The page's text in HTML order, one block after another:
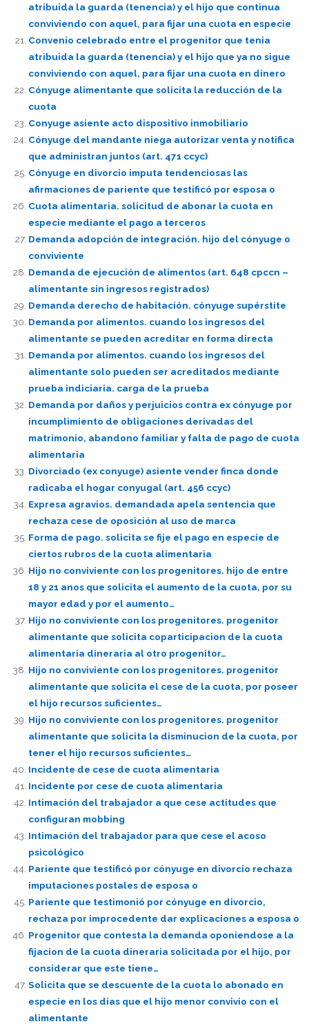
atribuida la guarda (tenencia) y el hijo que continua
conviviendo con aquel, para fijar una cuota en especie
Convenio celebrado entre el progenitor que tenia
atribuida la guarda (tenencia) y el hijo que ya no sigue
conviviendo con aquel, para fijar una cuota en dinero
Cónyuge alimentante que solicita la reducción de la
cuota
Conyuge asiente acto dispositivo inmobiliario
Cónyuge del mandante niega autorizar venta y notifica
que administran juntos (art. 471 ccyc)
Cónyuge en divorcio imputa tendenciosas las
afirmaciones de pariente que testificó por esposa o
Cuota alimentaria. solicitud de abonar la cuota en
especie mediante el pago a terceros
Demanda adopción de integración. hijo del cónyuge o
conviviente
Demanda de ejecución de alimentos (art. 648 cpccn –
alimentante sin ingresos registrados)
Demanda derecho de habitación. cónyuge supérstite
Demanda por alimentos. cuando los ingresos del
alimentante se pueden acreditar en forma directa
Demanda por alimentos. cuando los ingresos del
alimentante solo pueden ser acreditados mediante
prueba indiciaria. carga de la prueba
Demanda por daños y perjuicios contra ex cónyuge por
incumplimiento de obligaciones derivadas del
matrimonio, abandono familiar y falta de pago de cuota
alimentaria
Divorciado (ex conyuge) asiente vender finca donde
radicaba el hogar conyugal (art. 456 ccyc)
Expresa agravios. demandada apela sentencia que
rechaza cese de oposición al uso de marca
Forma de pago. solicita se fije el pago en especie de
ciertos rubros de la cuota alimentaria
Hijo no conviviente con los progenitores. hijo de entre
18 y 21 anos que solicita el aumento de la cuota, por su
mayor edad y por el aumento…
Hijo no conviviente con los progenitores. progenitor
alimentante que solicita coparticipacion de la cuota
alimentaria dineraria al otro progenitor…
Hijo no conviviente con los progenitores. progenitor
alimentante que solicita el cese de la cuota, por poseer
el hijo recursos suficientes…
Hijo no conviviente con los progenitores. progenitor
alimentante que solicita la disminucion de la cuota, por
tener el hijo recursos suficientes…
Incidente de cese de cuota alimentaria
Incidente por cese de cuota alimentaria
Intimación del trabajador a que cese actitudes que
configuran mobbing
Intimación del trabajador para que cese el acoso
psicológico
Pariente que testificó por cónyuge en divorcio rechaza
imputaciones postales de esposa o
Pariente que testimonió por cónyuge en divorcio,
rechaza por improcedente dar explicaciones a esposa o
Progenitor que contesta la demanda oponiendose a la
fijacion de la cuota dineraria solicitada por el hijo, por
considerar que este tiene…
Solicita que se descuente de la cuota lo abonado en
especie en los dias que el hijo menor convivio con el
alimentante